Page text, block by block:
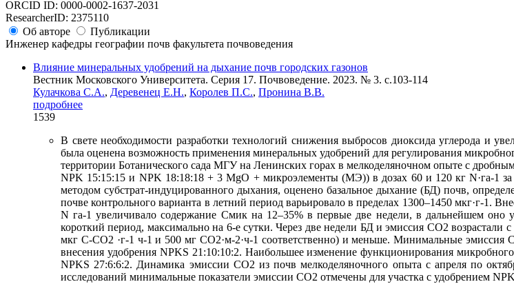
ORCID ID: 0000-0002-1637-2031
ResearcherID: 2375110
Об авторе
Публикации
Инженер кафедры географии почв факультета почвоведения
Влияние минеральных удобрений на дыхание почв городских газонов
Вестник Московского Университета. Серия 17. Почвоведение. 2023. № 3. c.103-114
Кулачкова С.А., Деревенец Е.Н., Королев П.С., Пронина В.В.
подробнее
1539
В свете необходимости разработки технологий снижения выбросов диоксида углерода и
была оценена возможность применения минеральных удобрений для регулирования
территории Ботанического сада МГУ на Ленинских горах в мелкоделяночном опыте с
NPK 15:15:15 и NPK 18:18:18 + 3 MgO + микроэлементы (МЭ)) в дозах 60 и 120 кг N·га-1
методом субстрат-индуцированного дыхания, оценено базальное дыхание (БД) почв,
почве контрольного варианта в летний период варьировало в пределах 1300–1450 мкг·г-1.
N га-1 увеличивало содержание Смик на 12–35% в первые две недели, в дальнейшем
короткий период, максимально на 6-е сутки. Через две недели БД и эмиссия СО2
мкг С-СО2 ·г-1 ч-1 и 500 мг СО2·м-2·ч-1 соответственно) и меньше. Минимальные
внесения удобрения NPKS 21:10:10:2. Наибольшее изменение функционирования
NPKS 27:6:6:2. Динамика эмиссии СО2 из почв мелкоделяночного опыта с апреля по
исследований минимальные показатели эмиссии СО2 отмечены для участка с удобрением